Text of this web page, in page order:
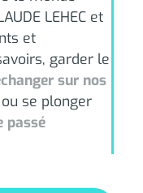
LEHEC et
et
garder le
sur nos
ou se plonger
passé